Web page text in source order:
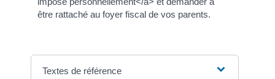
être rattaché au foyer fiscal de vos parents.
Textes de référence